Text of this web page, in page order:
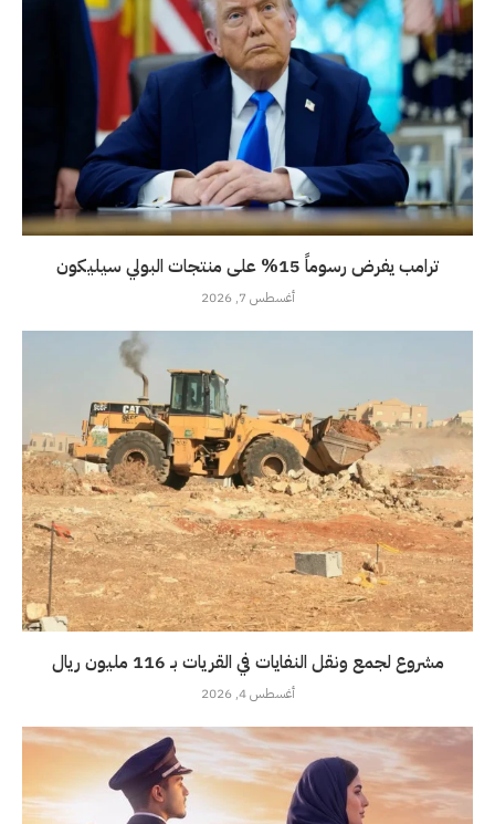
ترامب يفرض رسوماً 15% على منتجات البولي سيليكون
أغسطس 7, 2026
مشروع لجمع ونقل النفايات في القريات بـ 116 مليون ريال
أغسطس 4, 2026